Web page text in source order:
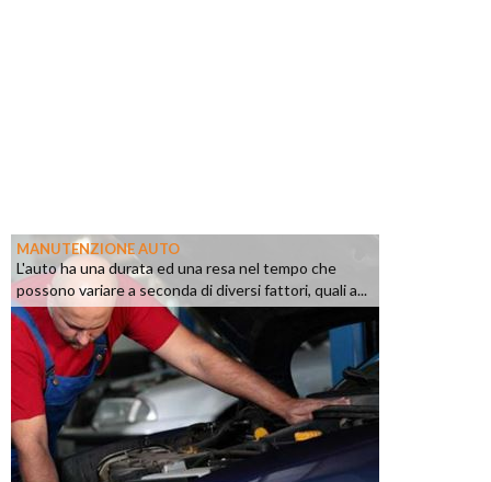
MANUTENZIONE AUTO
L'auto ha una durata ed una resa nel tempo che
possono variare a seconda di diversi fattori, quali a...